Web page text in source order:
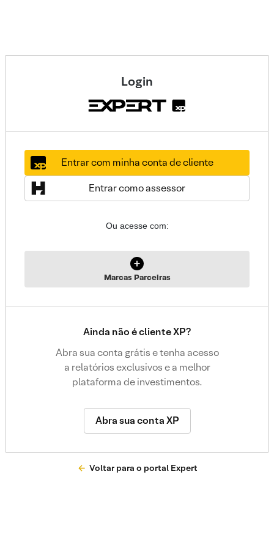
Login
Entrar com minha conta de cliente
Entrar como assessor
Ou acesse com:
Marcas Parceiras
Ainda não é cliente XP?
Abra sua conta grátis e tenha acesso
a relatórios exclusivos e a melhor
plataforma de investimentos.
Abra sua conta XP
Voltar para o portal Expert